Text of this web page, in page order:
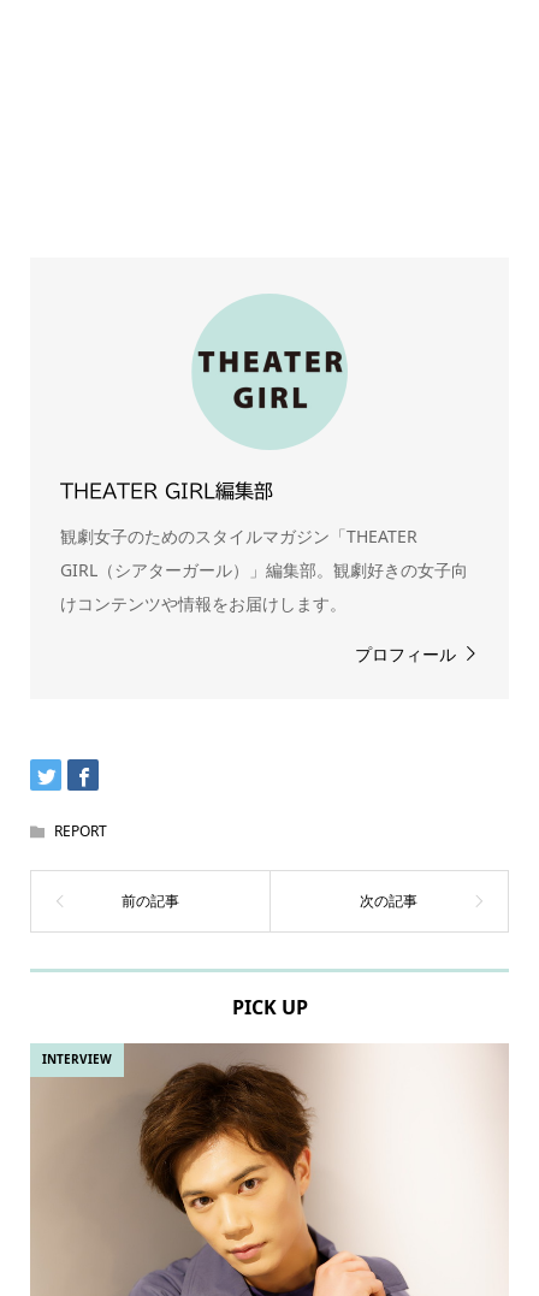
THEATER GIRL編集部
観劇女子のためのスタイルマガジン「THEATER
GIRL（シアターガール）」編集部。観劇好きの女子向
けコンテンツや情報をお届けします。
プロフィール
REPORT
PICK UP
INTERVIEW